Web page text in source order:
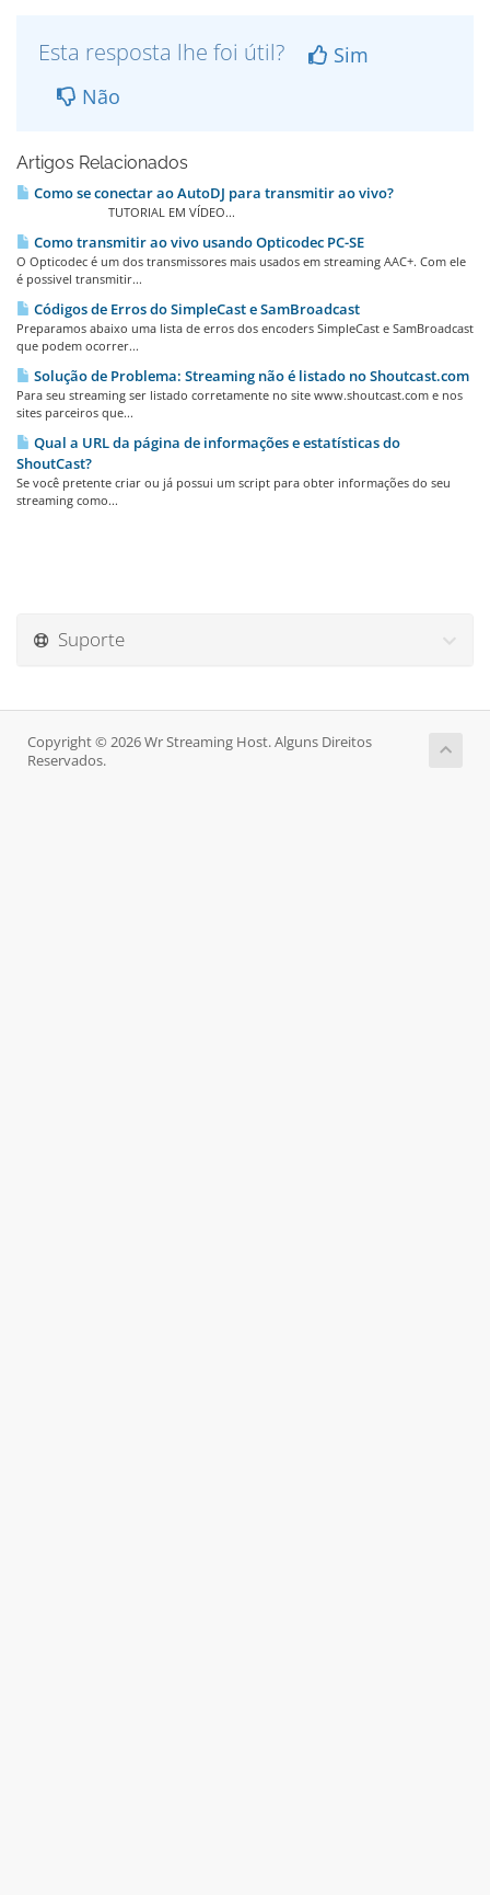
Esta resposta lhe foi útil?
Sim
Não
Artigos Relacionados
Como se conectar ao AutoDJ para transmitir ao vivo?
TUTORIAL EM VÍDEO...
Como transmitir ao vivo usando Opticodec PC-SE
O Opticodec é um dos transmissores mais usados em streaming AAC+. Com ele
é possivel transmitir...
Códigos de Erros do SimpleCast e SamBroadcast
Preparamos abaixo uma lista de erros dos encoders SimpleCast e SamBroadcast
que podem ocorrer...
Solução de Problema: Streaming não é listado no Shoutcast.com
Para seu streaming ser listado corretamente no site www.shoutcast.com e nos
sites parceiros que...
Qual a URL da página de informações e estatísticas do
ShoutCast?
Se você pretente criar ou já possui um script para obter informações do seu
streaming como...
Suporte
Copyright © 2026 Wr Streaming Host. Alguns Direitos
Reservados.